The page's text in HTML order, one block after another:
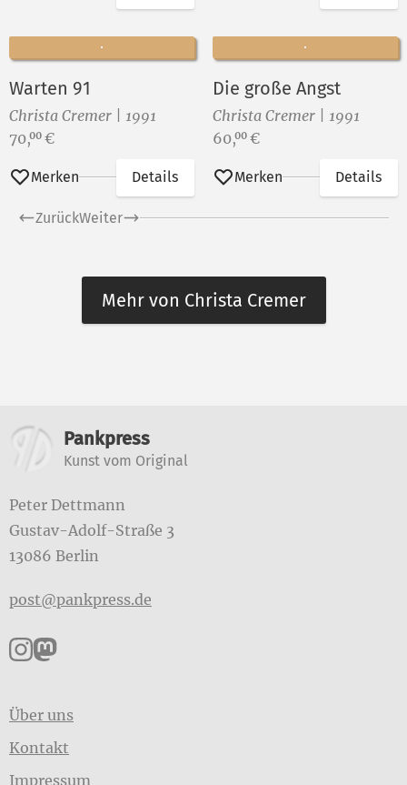
Warten 91
Christa Cremer | 1991
Preis:
70,00 €
Merken Details
Die große Angst
Christa Cremer | 1991
Preis:
60,00 €
Merken Details
ZurückWeiter
Mehr von Christa Cremer
Weitere Informationen
Pankpress
Kunst vom Original
Peter Dettmann
Gustav-Adolf-Straße 3
13086 Berlin
post@pankpress.de
Pankpress auf Instagram
Pankpress auf Mastodon
Über uns
Kontakt
Impressum